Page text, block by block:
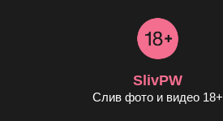
SlivPW
Слив фото и видео 18+